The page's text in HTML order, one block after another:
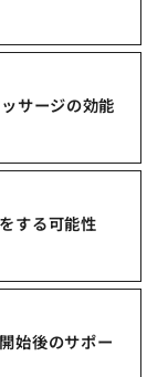
サージの効能
する可能性
始後のサポー